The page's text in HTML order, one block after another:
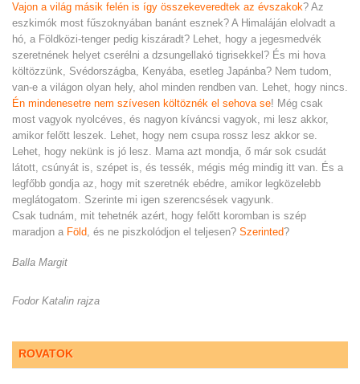
Vajon a világ másik felén is így összekeveredtek az évszakok? Az
eszkimók most fűszoknyában banánt esznek? A Himaláján elolvadt a
hó, a Földközi-tenger pedig kiszáradt? Lehet, hogy a jegesmedvék
szeretnének helyet cserélni a dzsungellakó tigrisekkel? És mi hova
költözzünk, Svédországba, Kenyába, esetleg Japánba? Nem tudom,
van-e a világon olyan hely, ahol minden rendben van. Lehet, hogy nincs.
Én mindenesetre nem szívesen költöznék el sehova se! Még csak
most vagyok nyolcéves, és nagyon kíváncsi vagyok, mi lesz akkor,
amikor felőtt leszek. Lehet, hogy nem csupa rossz lesz akkor se.
Lehet, hogy nekünk is jó lesz. Mama azt mondja, ő már sok csudát
látott, csúnyát is, szépet is, és tessék, mégis még mindig itt van. És a
legfőbb gondja az, hogy mit szeretnék ebédre, amikor legközelebb
meglátogatom. Szerinte mi igen szerencsések vagyunk.
Csak tudnám, mit tehetnék azért, hogy felőtt koromban is szép
maradjon a Föld, és ne piszkolódjon el teljesen? Szerinted?
Balla Margit
Fodor Katalin rajza
ROVATOK